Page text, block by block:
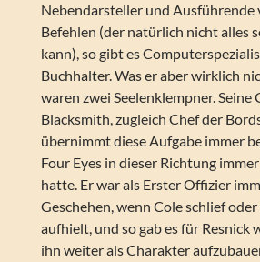
Nebendarsteller und Ausführende
Befehlen (der natürlich nicht alles
kann), so gibt es
Buchhalter. Was er aber wirklich
waren zwei Seelenklempner. Seine
Blacksmith, zugleich Chef der
übernimmt diese Aufgabe immer
Four Eyes in dieser Richtung
hatte. Er war als Erster Offizier
Geschehen, wenn Cole schlief
aufhielt, und so gab es für Resnick
ihn weiter als Charakter